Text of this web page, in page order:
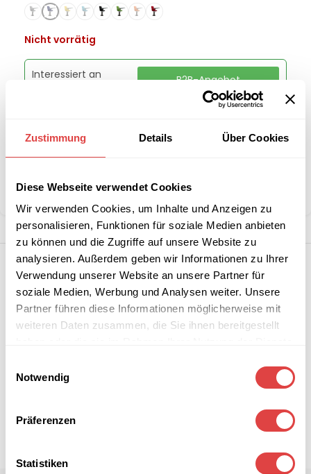
Zustimmung Details Über Cookies
Diese Webseite verwendet Cookies
Wir verwenden Cookies, um Inhalte und Anzeigen zu
personalisieren, Funktionen für soziale Medien anbieten
zu können und die Zugriffe auf unsere Website zu
analysieren. Außerdem geben wir Informationen zu Ihrer
Verwendung unserer Website an unsere Partner für
soziale Medien, Werbung und Analysen weiter. Unsere
Partner führen diese Informationen möglicherweise mit
weiteren Daten zusammen, die Sie ihnen bereitgestellt
Notwendig
Präferenzen
Statistiken
Nicht vorrätig
Interessiert an
B2B-Angebot
anfordern
Kategorien: Schulmöbel
Teilen: